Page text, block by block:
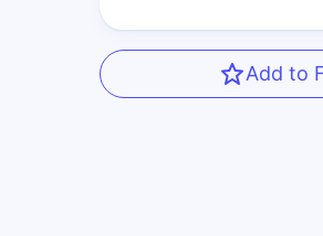
Add to